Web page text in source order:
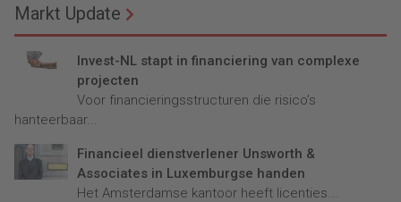
Markt Update
Invest-NL stapt in financiering van complexe
projecten
Voor financieringsstructuren die risico’s
hanteerbaar...
Financieel dienstverlener Unsworth &
Associates in Luxemburgse handen
Het Amsterdamse kantoor heeft licenties...